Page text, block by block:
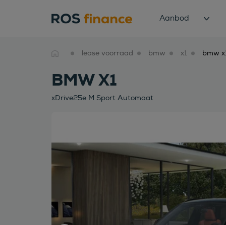
Aanbod
lease voorraad bmw x1
BMW X1
xDrive25e M Sport Automaat